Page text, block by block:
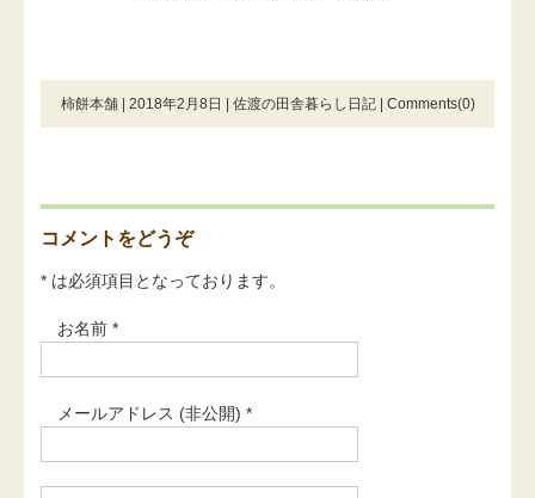
柿餅本舗 | 2018年2月8日 | 佐渡の田舎暮らし日記| Comments(0)
コメントをどうぞ
* は必須項目となっております。
お名前 *
メールアドレス (非公開) *